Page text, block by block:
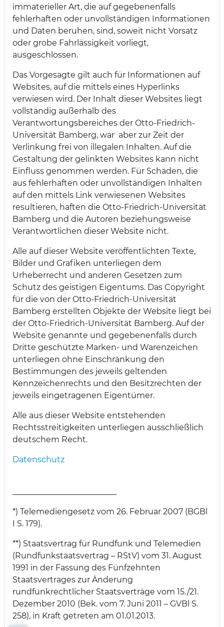
immaterieller Art, die auf gegebenenfalls
fehlerhaften oder unvollständigen Informationen
und Daten beruhen, sind, soweit nicht Vorsatz
oder grobe Fahrlässigkeit vorliegt,
ausgeschlossen.
Das Vorgesagte gilt auch für Informationen auf
Websites, auf die mittels eines Hyperlinks
verwiesen wird. Der Inhalt dieser Websites liegt
vollständig außerhalb des
Verantwortungsbereiches der Otto-Friedrich-
Universität Bamberg, war aber zur Zeit der
Verlinkung frei von illegalen Inhalten. Auf die
Gestaltung der gelinkten Websites kann nicht
Einfluss genommen werden. Für Schäden, die
aus fehlerhaften oder unvollständigen Inhalten
auf den mittels Link verwiesenen Websites
resultieren, haften die Otto-Friedrich-Universität
Bamberg und die Autoren beziehungsweise
Verantwortlichen dieser Website nicht.
Alle auf dieser Website veröffentlichten Texte,
Bilder und Grafiken unterliegen dem
Urheberrecht und anderen Gesetzen zum
Schutz des geistigen Eigentums. Das Copyright
für die von der Otto-Friedrich-Universität
Bamberg erstellten Objekte der Website liegt bei
der Otto-Friedrich-Universität Bamberg. Auf der
Website genannte und gegebenenfalls durch
Dritte geschützte Marken- und Warenzeichen
unterliegen ohne Einschränkung den
Bestimmungen des jeweils geltenden
Kennzeichenrechts und den Besitzrechten der
jeweils eingetragenen Eigentümer.
Alle aus dieser Website entstehenden
Rechtsstreitigkeiten unterliegen ausschließlich
deutschem Recht.
Datenschutz
*) Telemediengesetz vom 26. Februar 2007 (BGBl
I S. 179).
**) Staatsvertrag für Rundfunk und Telemedien
(Rundfunkstaatsvertrag – RStV) vom 31. August
1991 in der Fassung des Fünfzehnten
Staatsvertrages zur Änderung
rundfunkrechtlicher Staatsverträge vom 15./21.
Dezember 2010 (Bek. vom 7. Juni 2011 – GVBl S.
258), in Kraft getreten am 01.01.2013.